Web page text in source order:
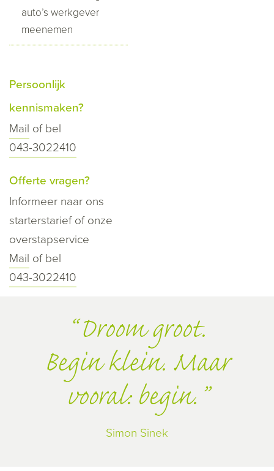
auto’s werkgever
meenemen
Persoonlijk
kennismaken?
Mail of bel
043-3022410
Offerte vragen?
Informeer naar ons
starterstarief of onze
overstapservice
Mail of bel
043-3022410
Droom groot.
Begin klein. Maar
vooral: begin.
Simon Sinek